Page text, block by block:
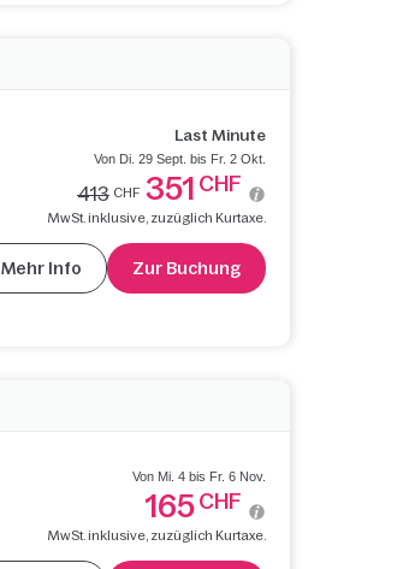
Last Minute
Von Di. 29 Sept. bis Fr. 2 Okt.
413 CHF 351 CHF
MwSt. inklusive, zuzüglich Kurtaxe.
Mehr Info Zur Buchung
Von Mi. 4 bis Fr. 6 Nov.
165 CHF
MwSt. inklusive, zuzüglich Kurtaxe.